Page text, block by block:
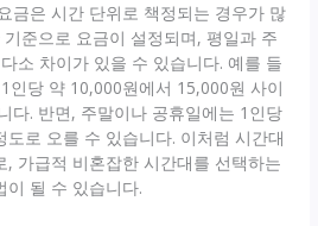
금은 시간 단위로 책정되는 경우가 많
준으로 요금이 설정되며, 평일과 주
소 차이가 있을 수 있습니다. 예를 들
인당 약 10,000원에서 15,000원 사이
다. 반면, 주말이나 공휴일에는 1인당
로 오를 수 있습니다. 이처럼 시간대
, 가급적 비혼잡한 시간대를 선택하는
이 될 수 있습니다.